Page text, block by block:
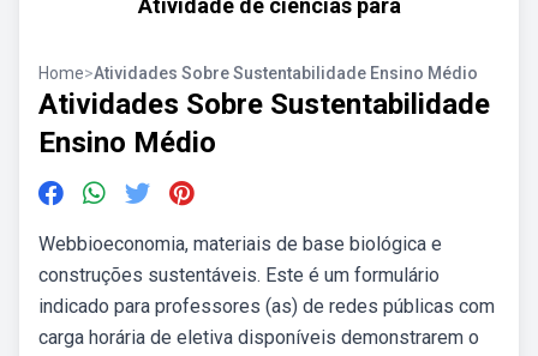
Atividade de ciências para
Home>Atividades Sobre Sustentabilidade Ensino Médio
Atividades Sobre Sustentabilidade
Ensino Médio
Webbioeconomia, materiais de base biológica e
construções sustentáveis. Este é um formulário
indicado para professores (as) de redes públicas com
carga horária de eletiva disponíveis demonstrarem o